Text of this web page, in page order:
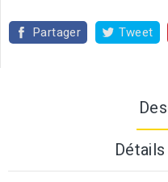
Partager Tweet